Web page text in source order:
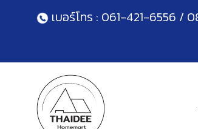
เบอร์โทร : 061-421-6556 /